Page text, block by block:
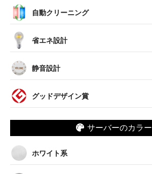
自動クリーニング
省エネ設計
静音設計
グッドデザイン賞
サーバーのカラー
ホワイト系